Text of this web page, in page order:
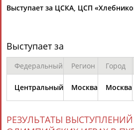
Бобслей. Пекин-2022. Двойки.
видеотрансляция)
в 16:25 мск ...
(Проект: Информационное агентство
Бобслей. Пекин-2022. Двойки.
(прямая видеотрансляция)
После
(Проект: Информационное агентство
Выступает за ЦСКА, ЦСП
Выступает за
Федеральный Регион Город
Центральный Москва Москва
РЕЗУЛЬТАТЫ